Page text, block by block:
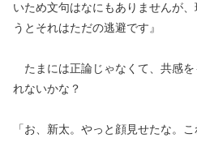
いため文句はなにもありませんが
うとそれはただの逃避です』
たまには正論じゃなくて、共感を
れないかな？
「お、新太。やっと顔見せたな。